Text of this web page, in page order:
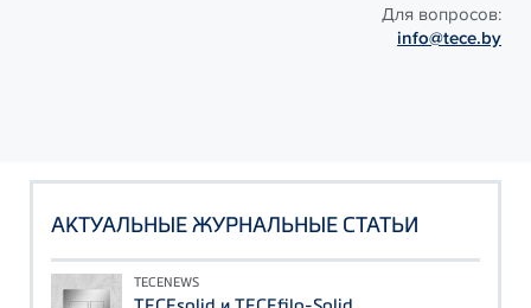
Для вопросов:
info@tece.by
АКТУАЛЬНЫЕ ЖУРНАЛЬНЫЕ СТАТЬИ
TECENEWS